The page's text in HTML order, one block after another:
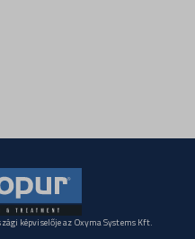
képviselője az Oxyma Systems Kft.